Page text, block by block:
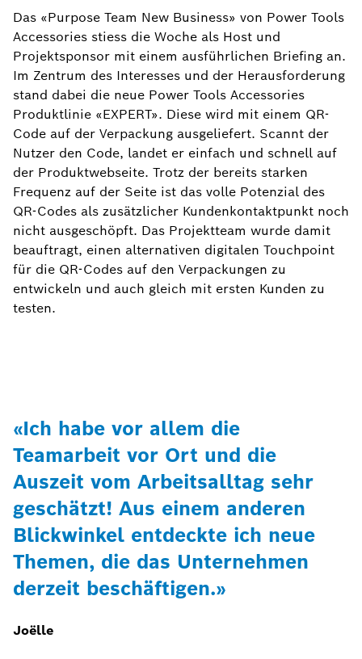
Das «Purpose Team New Business» von Power Tools
Accessories stiess die Woche als Host und
Projektsponsor mit einem ausführlichen Briefing an.
Im Zentrum des Interesses und der Herausforderung
stand dabei die neue Power Tools Accessories
Produktlinie «EXPERT». Diese wird mit einem QR-
Code auf der Verpackung ausgeliefert. Scannt der
Nutzer den Code, landet er einfach und schnell auf
der Produktwebseite. Trotz der bereits starken
Frequenz auf der Seite ist das volle Potenzial des
QR-Codes als zusätzlicher Kundenkontaktpunkt noch
nicht ausgeschöpft. Das Projektteam wurde damit
beauftragt, einen alternativen digitalen Touchpoint
für die QR-Codes auf den Verpackungen zu
entwickeln und auch gleich mit ersten Kunden zu
testen.
«Ich habe vor allem die
Teamarbeit vor Ort und die
Auszeit vom Arbeitsalltag sehr
geschätzt! Aus einem anderen
Blickwinkel entdeckte ich neue
Themen, die das Unternehmen
derzeit beschäftigen.»
Joëlle